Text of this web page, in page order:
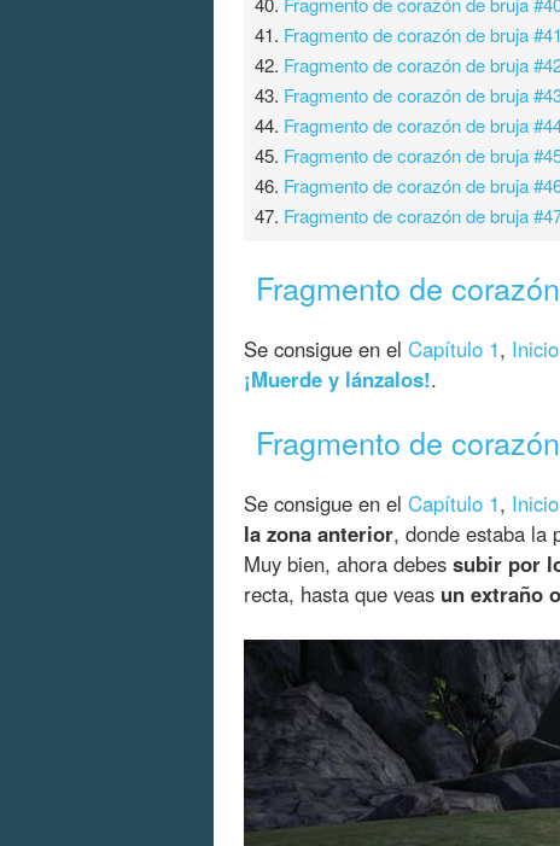
41. Fragmento de corazón de bruja #41
42. Fragmento de corazón de bruja
43. Fragmento de corazón de bruja
44. Fragmento de corazón de bruja
45. Fragmento de corazón de bruja
46. Fragmento de corazón de bruja
47. Fragmento de corazón de bruja
Fragmento de
Se consigue en el Capítulo 1,
¡Muerde y lánzalos!.
Fragmento de
Se consigue en el Capítulo 1,
la zona anterior, donde estaba la
Muy bien, ahora debes subir por
recta, hasta que veas un extraño